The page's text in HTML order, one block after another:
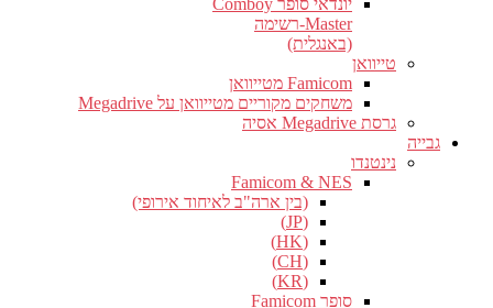
יונדאי סופר Comboy
Master-רשימה
(באנגלית)
טייוואן
Famicom מטייוואן
משחקים מקוריים מטייוואן על Megadrive
גרסת Megadrive אסיה
גבייה
נינטנדו
Famicom & NES
(בין ארה"ב לאיחוד אירופי)
(JP)
(HK)
(CH)
(KR)
סופר Famicom